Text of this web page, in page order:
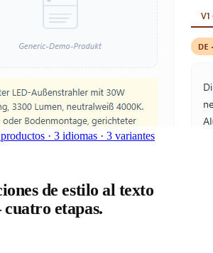
· 3 idiomas · 3 variantes
de estilo al texto
etapas.